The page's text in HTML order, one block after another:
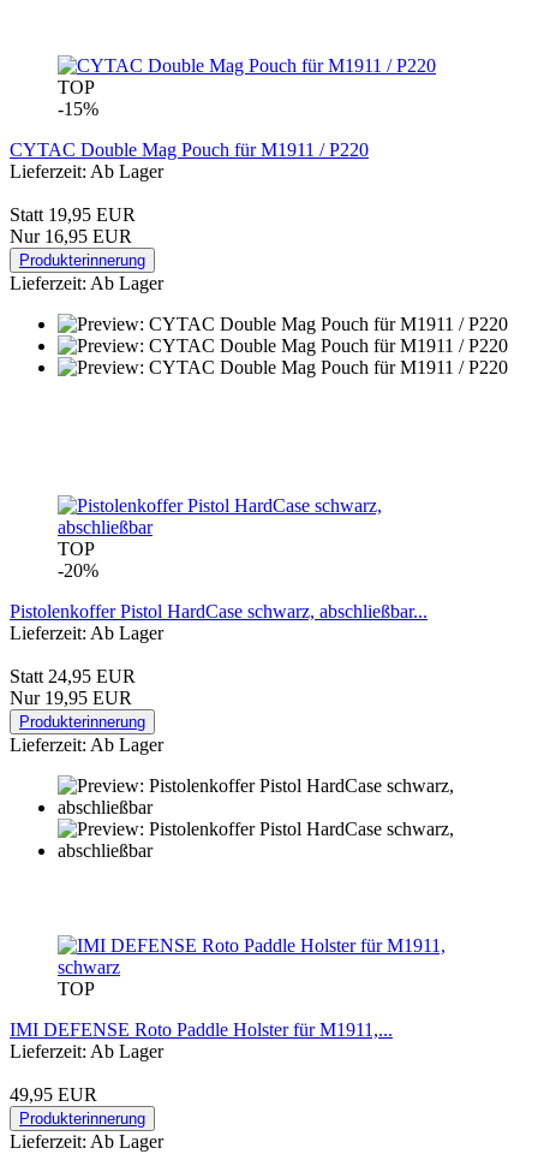
TOP
-15%
CYTAC Double Mag Pouch für M1911 / P220
Lieferzeit: Ab Lager
Statt 19,95 EUR
Nur 16,95 EUR
Produkterinnerung
Lieferzeit: Ab Lager
TOP
-20%
Pistolenkoffer Pistol HardCase schwarz, abschließbar...
Lieferzeit: Ab Lager
Statt 24,95 EUR
Nur 19,95 EUR
Produkterinnerung
Lieferzeit: Ab Lager
TOP
IMI DEFENSE Roto Paddle Holster für M1911,...
Lieferzeit: Ab Lager
49,95 EUR
Produkterinnerung
Lieferzeit: Ab Lager